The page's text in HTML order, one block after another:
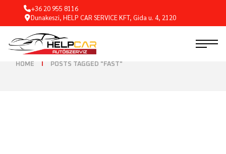
+36 20 955 8116
Dunakeszi, HELP CAR SERVICE KFT, Gida u. 4, 2120
HOME POSTS TAGGED "FAST"